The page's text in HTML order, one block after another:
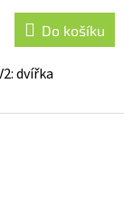
Do košíku
dvířka